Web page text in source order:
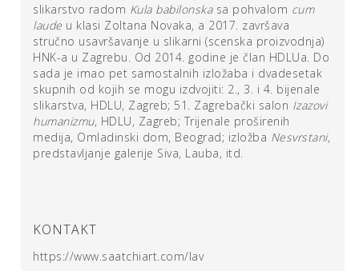
oblikovani piktogrami koji kao primitivan vid jezika
jednostavno komuniciraju sadržaj rada sa svim
gledateljima. Tu se, prema mojoj interpretaciji Lavova
rada krije i poanta a to je da umjetnost kao duhovni
način komunikacije ima sposobnost iznova povezati ljude.
Kustosica Ivana Vukušić
elektronsko izdanje, raspoloživo na:
slikarstvo radom Kula babilonskasa pohvalom cum
laude u klasi Zoltana Novaka, a 2017. završava
stručno usavršavanje u slikarni (scenska proizvodnja)
HNK-a u Zagrebu. Od 2014. godine je član HDLUa. Do
sada je imao pet samostalnih izložaba i dvadesetak
skupnih od kojih se mogu izdvojiti: 2., 3. i 4. bijenale
slikarstva, HDLU, Zagreb; 51. Zagrebački salon Izazovi
humanizmu, HDLU, Zagreb; Trijenale proširenih
medija, Omladinski dom, Beograd; izložba Nesvrstani,
predstavljanje galerije Siva, Lauba, itd.
KONTAKT
https://www.saatchiart.com/lav